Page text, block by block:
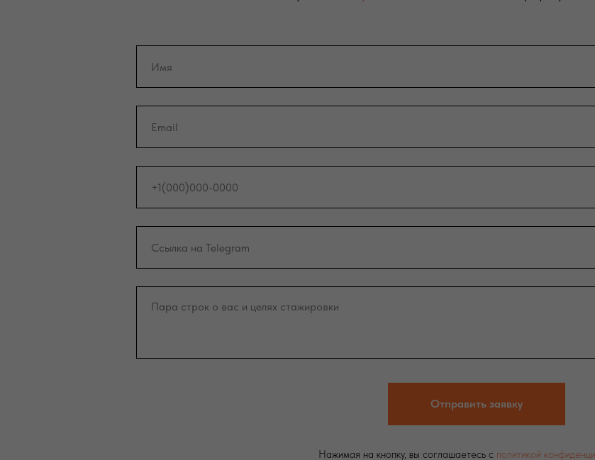
Отправить заявку
Нажимая на кнопку, вы соглашаетесь с политикой